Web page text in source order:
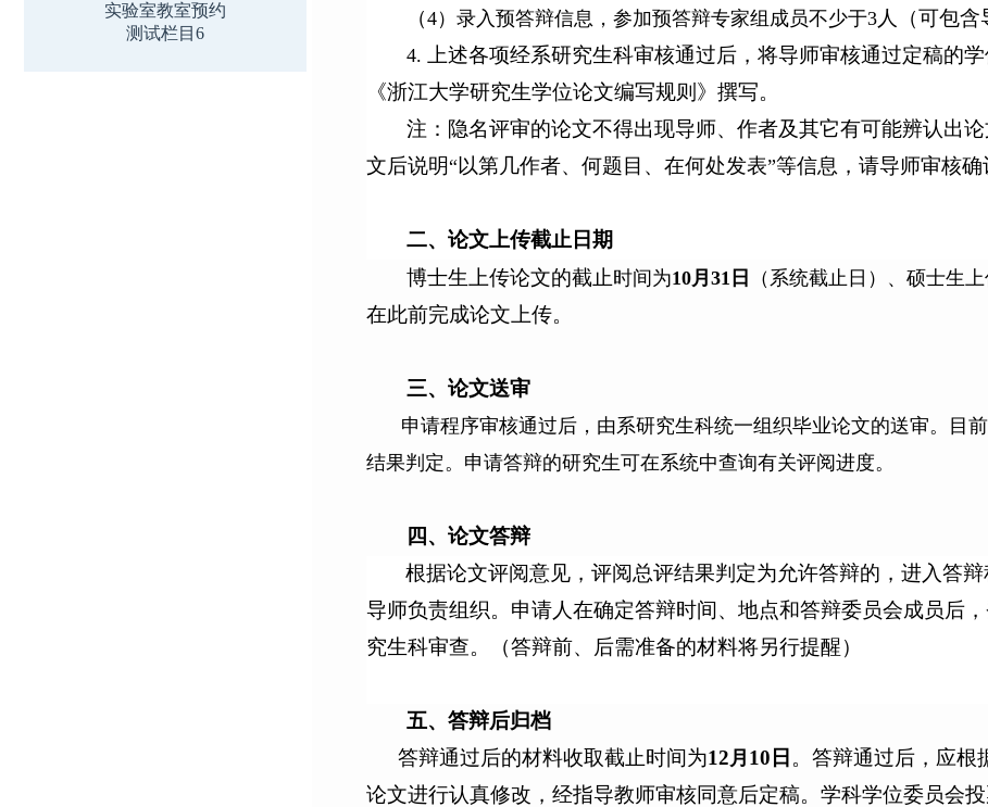
实验室教室预约
测试栏目6
（4）录入预答辩信息，参加预答辩专家组成员不少于3 人（可包含
4.
上述各项经系研究生科审核通过后，将导师审核通过定稿的
《浙江大学研究生学位论文编写规则》撰写。
注：隐名评审的论文不得出现导师、作者及其它有可能辨认出
文后说明“以第几作者、何题目、在何处发表”等信息，请导师审核确
二、论文上传截止日期
博士生上传论文的截止时间为10月 31 日 （系统截止日）、硕士生
在此前完成论文上传。
三、论文送审
申请程序审核通过后，由系研究生科统一组织毕业论文的送审。目
结果判定。申请答辩的研究生可在系统中查询有关评阅进度。
四、论文答辩
根据论文评阅意见，评阅总评结果判定为允许答辩的，进入答
导师负责组织。申请人在确定答辩时间、地点和答辩委员会成员后
究生科审查。（答辩前、后需准备的材料将另行提醒）
五、答辩后归档
答辩通过后的材料收取截止时间为12月 10 日 。答辩通过后，应根
论文进行认真修改，经指导教师审核同意后定稿。 学科学位委员会